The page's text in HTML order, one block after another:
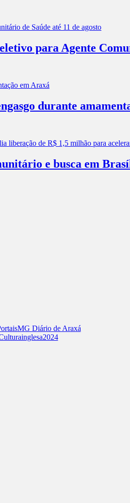
para Agente
durante
e busca em